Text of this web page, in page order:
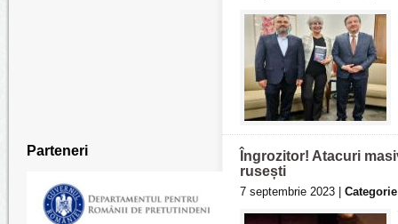
Parteneri
Îngrozitor! Atacuri
rusești
7 septembrie 2023 |